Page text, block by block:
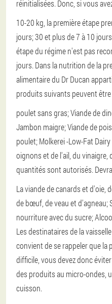
réinitialisées. Donc, si vous
10-20 kg, la première étape
jours;30 et plus de 7 à 10
étape du régime n'est pas
jours. Dans la nutrition de la
alimentaire du Dr Ducan
produits suivants peuvent
poulet sans gras;Viande de
Jambon maigre;Viande de
poulet;Molkerei -Low-Fat
oignons et de l'ail, du vinaigre,
quantités sont autorisés.
La viande de canards et d'oie,
de bœuf, de veau et d'agneau;
nourriture avec du sucre;
Les destinataires de la
convient de se rappeler que la
difficile, vous devez donc
des produits au micro-ondes,
cuisson.